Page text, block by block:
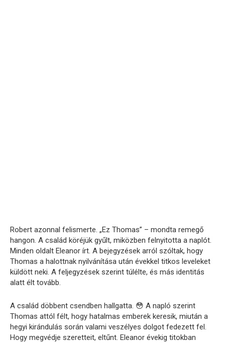
Robert azonnal felismerte. „Ez Thomas” – mondta remegő
hangon. A család köréjük gyűlt, miközben felnyitotta a naplót.
Minden oldalt Eleanor írt. A bejegyzések arról szóltak, hogy
Thomas a halottnak nyilvánítása után évekkel titkos leveleket
küldött neki. A feljegyzések szerint túlélte, és más identitás
alatt élt tovább.
A család döbbent csendben hallgatta. 😳 A napló szerint
Thomas attól félt, hogy hatalmas emberek keresik, miután a
hegyi kirándulás során valami veszélyes dolgot fedezett fel.
Hogy megvédje szeretteit, eltűnt. Eleanor évekig titokban